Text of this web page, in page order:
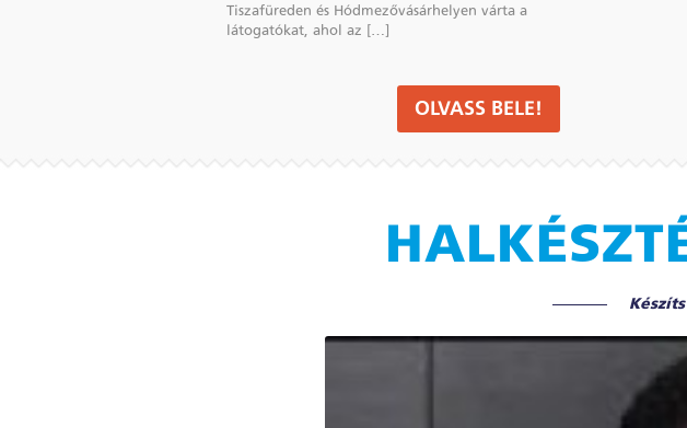
Tiszafüreden és Hódmezővásárhelyen várta a
látogatókat, ahol az […]
OLVASS BELE!